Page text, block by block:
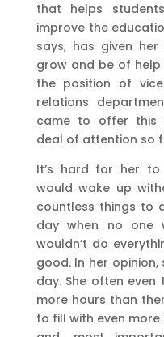
that helps
improve the
says, has given
grow and be of
the position of
relations
came to offer this
deal of attention so
It’s hard for her
would wake up
countless things to
day when no one
wouldn’t do
good. In her
day. She often
more hours than
to fill with even